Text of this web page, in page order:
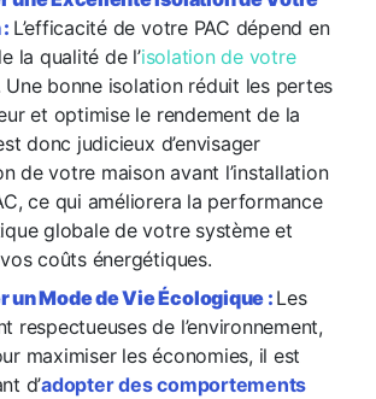
L’efficacité de votre PAC dépend en
la qualité de l’isolation de votre
Une bonne isolation réduit les pertes
et optimise le rendement de la
donc judicieux d’envisager
de votre maison avant l’installation
ce qui améliorera la performance
globale de votre système et
coûts énergétiques.
un Mode de Vie Écologique : Les
respectueuses de l’environnement,
maximiser les économies, il est
d’adopter des comportements